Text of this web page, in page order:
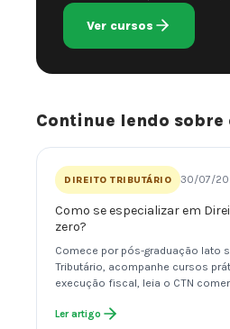
Ver cursos
Continue lendo sobre
DIREITO TRIBUTÁRIO 30/07/
Como se especializar em
zero?
Comece por pós-graduação lato
Tributário, acompanhe cursos
execução fiscal, leia o CTN
Ler artigo